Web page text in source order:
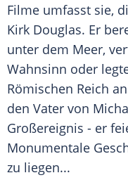
Filme umfasst sie,
Kirk Douglas. Er
unter dem Meer,
Wahnsinn oder
Römischen Reich
den Vater von
Großereignis - er
Monumentale
zu liegen...